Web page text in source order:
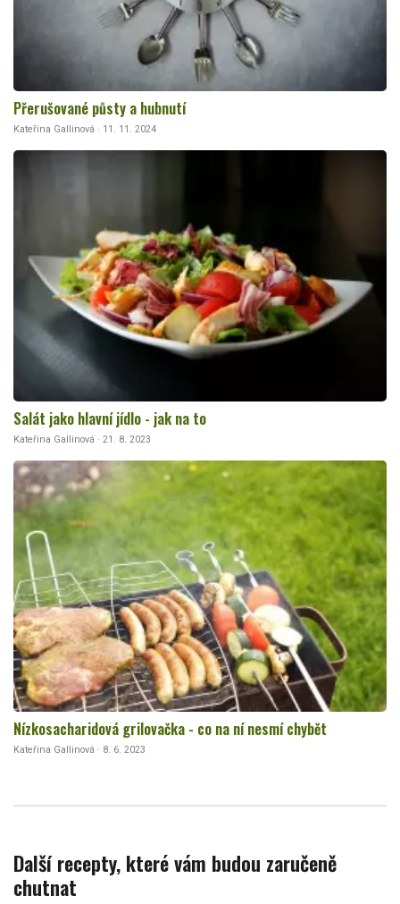
Přerušované půsty a hubnutí
Kateřina Gallinová · 11. 11. 2024
Salát jako hlavní jídlo - jak na to
Kateřina Gallinová · 21. 8. 2023
Nízkosacharidová grilovačka - co na ní nesmí chybět
Kateřina Gallinová · 8. 6. 2023
Další recepty, které vám budou zaručeně
chutnat